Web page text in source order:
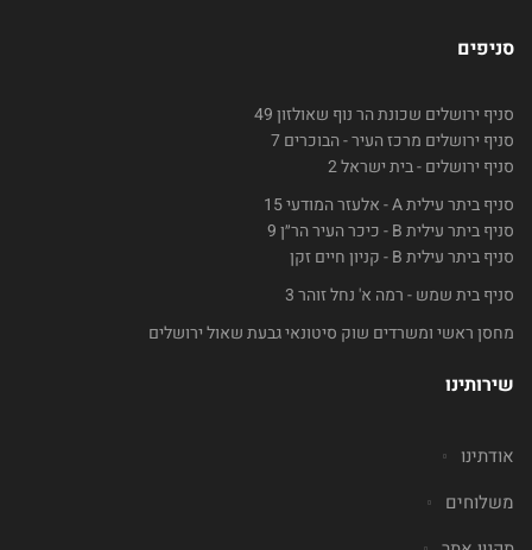
סניפים
סניף ירושלים שכונת הר נוף שאולזון 49
סניף ירושלים מרכז העיר - הבוכרים 7
סניף ירושלים - בית ישראל 2
סניף ביתר עילית A - אלעזר המודעי 15
סניף ביתר עילית B - כיכר העיר הר״ן 9
סניף ביתר עילית B - קניון חיים זקן
סניף בית שמש - רמה א' נחל זוהר 3
מחסן ראשי ומשרדים שוק סיטונאי גבעת שאול ירושלים
שירותינו
אודתינו
משלוחים